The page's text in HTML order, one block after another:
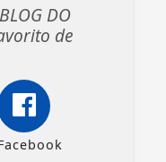
DO
de